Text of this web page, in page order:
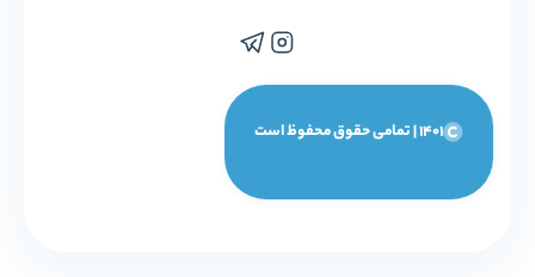
1401 | تمامی حقوق محفوظ است